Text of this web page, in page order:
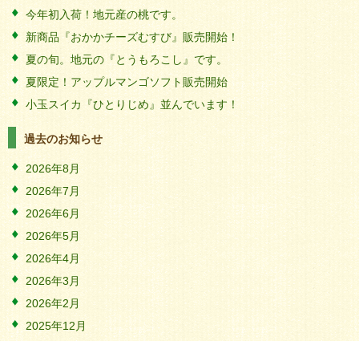
今年初入荷！地元産の桃です。
新商品『おかかチーズむすび』販売開始！
夏の旬。地元の『とうもろこし』です。
夏限定！アップルマンゴソフト販売開始
小玉スイカ『ひとりじめ』並んでいます！
過去のお知らせ
2026年8月
2026年7月
2026年6月
2026年5月
2026年4月
2026年3月
2026年2月
2025年12月